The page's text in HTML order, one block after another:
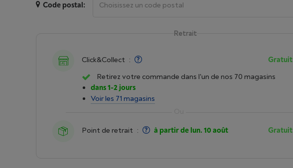
Code postal:
Retrait
Click&Collect :
Gratuit
Retirez votre commande dans l'un de nos 70 magasins
dans 1-2 jours
Voir les 71 magasins
Point de retrait : à partir de lun. 10 août Gratuit